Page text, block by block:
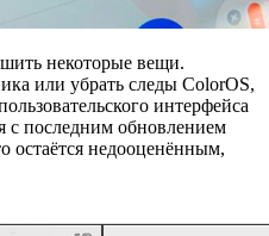
некоторые вещи.
или убрать следы ColorOS,
интерфейса
с последним обновлением
остаётся недооценённым,